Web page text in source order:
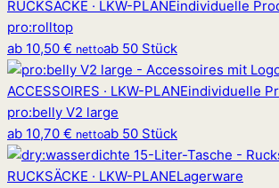
RUCKSÄCKE · LKW-PLANEindividuelle
pro:rolltop
ab 10,50 € nettoab 50 Stück
ACCESSOIRES · LKW-PLANEindividuelle
pro:belly V2 large
ab 10,70 € nettoab 50 Stück
RUCKSÄCKE · LKW-PLANELagerware